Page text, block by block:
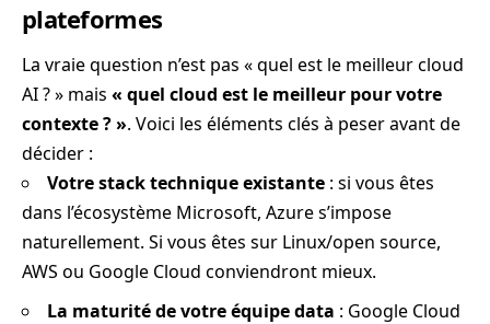
plateformes
La vraie question n’est pas « quel est le meilleur cloud
AI ? » mais « quel cloud est le meilleur pour votre
contexte ? ». Voici les éléments clés à peser avant de
décider :
Votre stack technique existante : si vous êtes
dans l’écosystème Microsoft, Azure s’impose
naturellement. Si vous êtes sur Linux/open source,
AWS ou Google Cloud conviendront mieux.
La maturité de votre équipe data : Google Cloud